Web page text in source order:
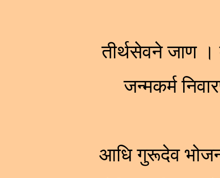
तीर्थसेवने जाण ।
जन्मकर्म
आधि गुरूदेव